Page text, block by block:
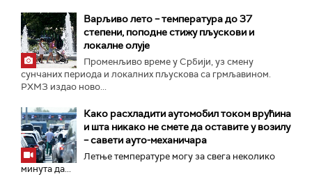
Варљиво лето – температура до 37
степени, поподне стижу пљускови и
локалне олује
Променљиво време у Србији, уз смену
сунчаних периода и локалних пљускова са грмљавином.
РХМЗ издао ново...
Како расхладити аутомобил током врућина
и шта никако не смете да оставите у возилу
– савети ауто-механичара
Летње температуре могу за свега неколико
минута да...